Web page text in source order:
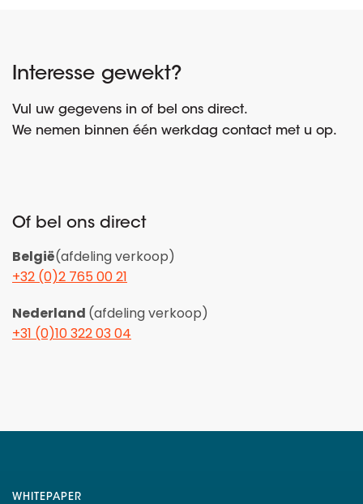
Interesse gewekt?
Vul uw gegevens in of bel ons direct.
We nemen binnen één werkdag contact met u op.
Of bel ons direct
België(afdeling verkoop)
+32 (0)2 765 00 21
Nederland (afdeling verkoop)
+31 (0)10 322 03 04
WHITEPAPER